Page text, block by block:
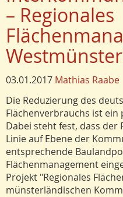
– Regionales
03.01.2017 Mathias Raabe
Die Reduzierung des
Flächenverbrauchs ist ein
Dabei steht fest, dass
Linie auf Ebene der
entsprechende
Flächenmanagement
Projekt "Regionales
münsterländischen